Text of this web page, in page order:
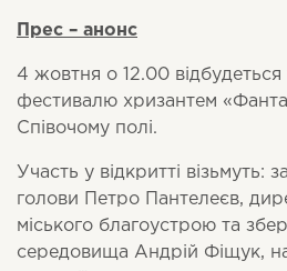
Прес – анонс
4 жовтня о 12.00 відбудеться
фестивалю хризантем
Співочому полі.
Участь у відкритті візьмуть:
голови Петро Пантелеєв,
міського благоустрою та
середовища Андрій Фіщук,